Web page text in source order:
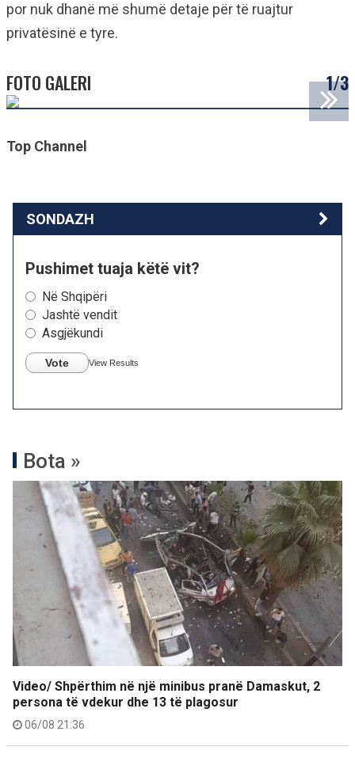
por nuk dhanë më shumë detaje për të ruajtur
privatësinë e tyre.
FOTO GALERI 1/3
Top Channel
SONDAZH
Pushimet tuaja këtë vit?
Në Shqipëri
Jashtë vendit
Asgjëkundi
Vote View Results
Bota »
Video/ Shpërthim në një minibus pranë Damaskut, 2
persona të vdekur dhe 13 të plagosur
06/08 21:36